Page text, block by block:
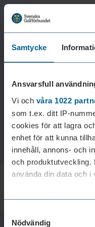
Samtycke
Ansvarsfull
Vi och våra 1022
som t.ex. ditt IP-
cookies för att lagra
enhet för att kunna
innehåll, annons- och
och produktutveckling.
använda din data och i
Med din tillåtelse
kan ha en
Nödvändig